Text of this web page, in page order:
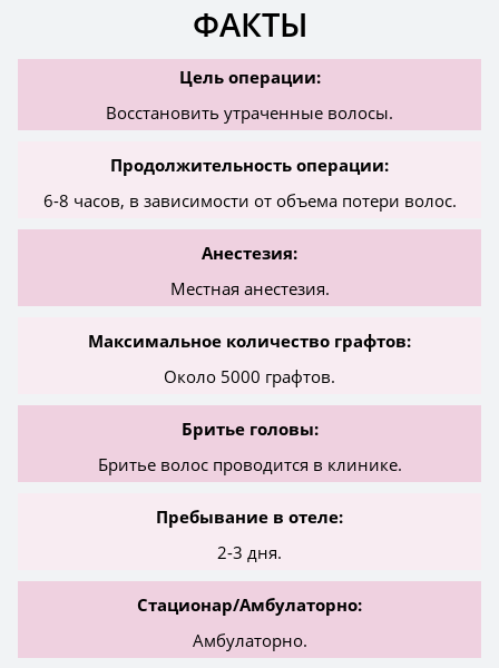
ФАКТЫ
Цель операции:
Восстановить утраченные волосы.
Продолжительность операции:
6-8 часов, в зависимости от объема потери волос.
Анестезия:
Местная анестезия.
Максимальное количество графтов:
Около 5000 графтов.
Бритье головы:
Бритье волос проводится в клинике.
Пребывание в отеле:
2-3 дня.
Стационар/Амбулаторно:
Амбулаторно.